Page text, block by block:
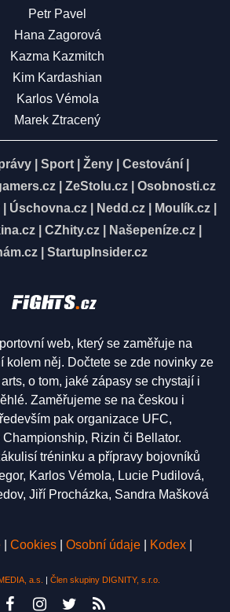
Petr Pavel
Hana Zagorová
Kazma Kazmitch
Kim Kardashian
Karlos Vémola
Marek Ztracený
Sport Ženy Cestování
ZeStolu.cz
Osobnosti.cz
| Úschovna.cz| Nedd.cz| Moulík.cz|
CZhity.cz Našepeníze.cz
StartupInsider.cz
web, který se zaměřuje na
kolem něj. Dočtete se zde novinky ze
o tom, jaké zápasy se chystají i
Zaměřujeme se na českou i
pak organizace UFC,
Rizin či Bellator.
tréninku a přípravy bojovníků
Karlos Vémola, Lucie Pudilová,
Jiří Procházka, Sandra Mašková
Cookies Osobní údaje Kodex
a.s. Člen skupiny DIGNITY, s.r.o.